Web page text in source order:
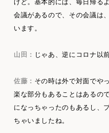
けど。基本的には、毎日帰る
会議があるので、その会議は
います。
山田： じゃあ、逆にコロナ以
佐藤： その時は外で対面でや
楽な部分もあることはあるの
になっちゃったのもあるし、
ちゃいましたね。